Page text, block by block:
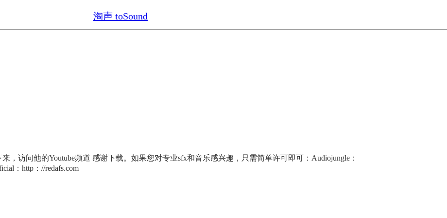
淘声 toSound
，访问他的Youtube频道 感谢下载。如果您对专业sfx和音乐感兴趣，只需简单许可即可：Audiojungle：
：http：//redafs.com